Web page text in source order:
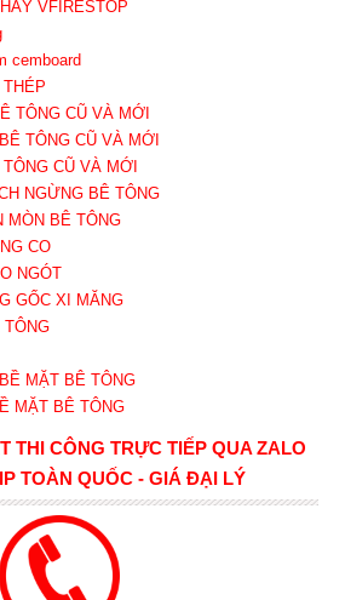
VFIRESTOP
cemboard
THÉP
TÔNG CŨ VÀ MỚI
TÔNG CŨ VÀ MỚI
CŨ VÀ MỚI
NGỪNG BÊ TÔNG
MÒN BÊ TÔNG
CO
NGÓT
GỐC XI MĂNG
TÔNG
MẶT BÊ TÔNG
MẶT BÊ TÔNG
THI CÔNG TRỰC TIẾP QUA ZALO
TOÀN QUỐC - GIÁ ĐẠI LÝ